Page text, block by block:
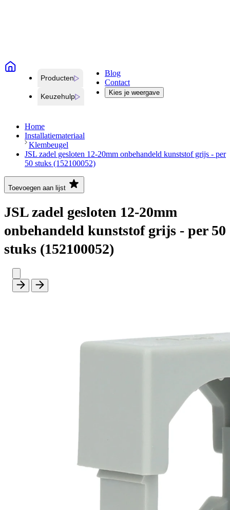
Producten
Keuzehulp
Blog
Contact
Kies je weergave
Home
Installatiemateriaal
Klembeugel
JSL zadel gesloten 12-20mm onbehandeld kunststof grijs - per
50 stuks (152100052)
Toevoegen aan lijst
JSL zadel gesloten 12-20mm
onbehandeld kunststof grijs - per 50
stuks (152100052)